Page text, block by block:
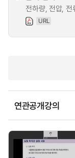
전하량, 전압, 전
URL
연관공개강의